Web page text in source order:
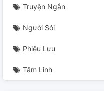
Truyện Ngắn
Người Sói
Phiêu Lưu
Tâm Linh